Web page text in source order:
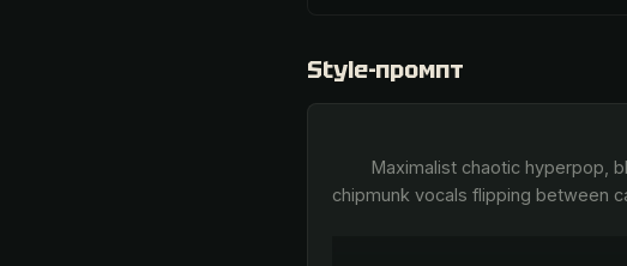
Style-промпт
chipmunk vocals flipping between